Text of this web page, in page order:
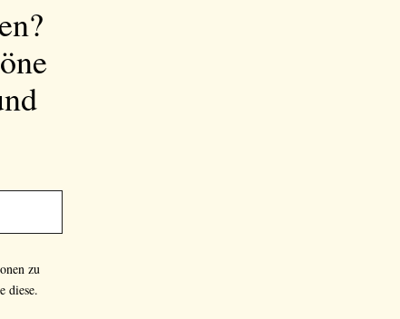
zu
diese.